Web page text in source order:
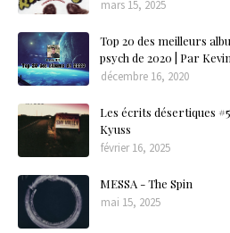
mars 15, 2025
Top 20 des meilleurs
psych de 2020 | Par
décembre 16, 2020
Les écrits désertiques
Kyuss
février 16, 2025
MESSA - The Spin
mai 15, 2025